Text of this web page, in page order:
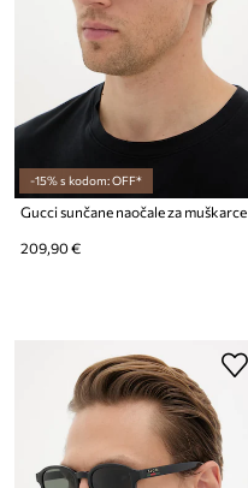
-15% s kodom: OFF*
Gucci sunčane naočale za muškarce
209,90 €